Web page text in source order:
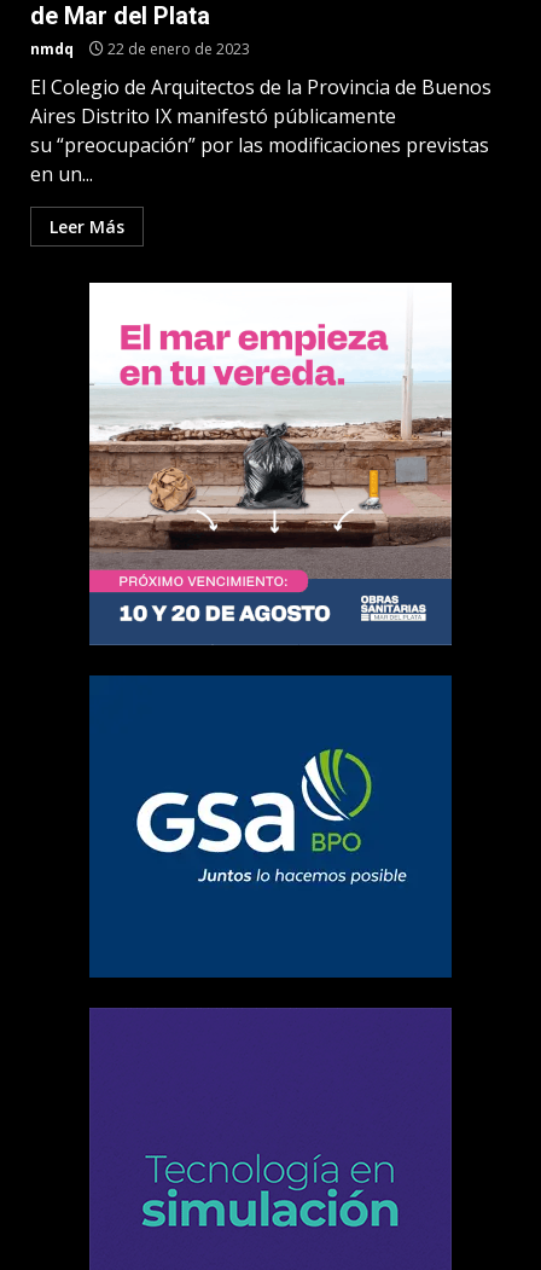
de Mar del Plata
nmdq 22 de enero de 2023
El Colegio de Arquitectos de la Provincia de Buenos
Aires Distrito IX manifestó públicamente
su “preocupación” por las modificaciones previstas
en un...
Leer Más